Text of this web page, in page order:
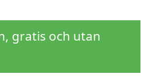
gratis och utan